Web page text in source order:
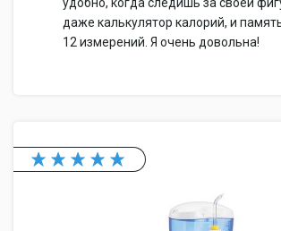
даже калькулятор калорий, и
12 измерений. Я очень довольна!